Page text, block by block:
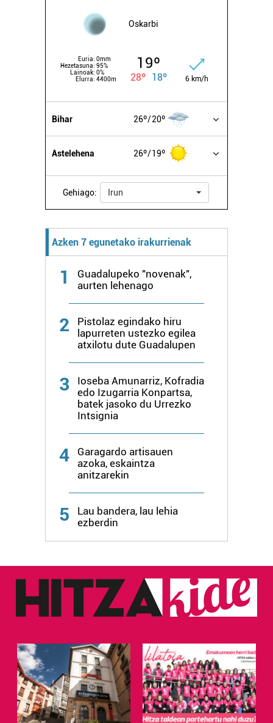
Oskarbi
Euria: 0mm
Hezetasuna: 95%
Lainoak: 0%
Elurra: 4400m
19º
28º 18º 6 km/h
Bihar 26º 20º
Astelehena 26º 19º
Gehiago: Irun
Azken 7 egunetako irakurrienak
1
Guadalupeko "novenak",
aurten lehenago
2
Pistolaz egindako hiru
lapurreten ustezko egilea
atxilotu dute Guadalupen
3
Ioseba Amunarriz, Kofradia
edo Izugarria Konpartsa,
batek jasoko du Urrezko
Intsignia
4
Garagardo artisauen
azoka, eskaintza
anitzarekin
5
Lau bandera, lau lehia
ezberdin